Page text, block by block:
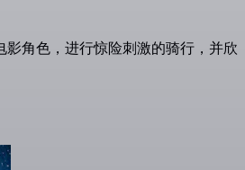
影角色，进行惊险刺激的骑行，并欣